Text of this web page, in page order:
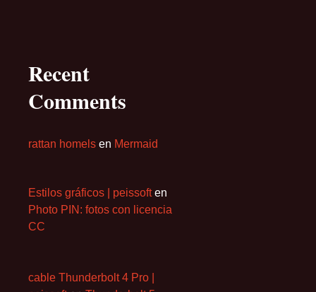
Recent
Comments
rattan homels en Mermaid
Estilos gráficos | peissoften
Photo PIN: fotos con licencia
CC
cable Thunderbolt 4 Pro |